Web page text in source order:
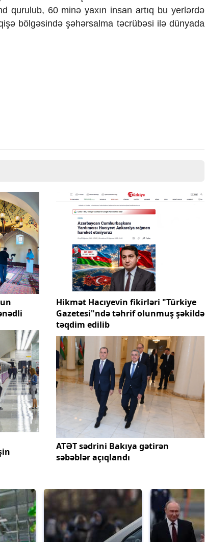
qurulub, 60 minə yaxın insan artıq bu yerlərdə
bölgəsində şəhərsalma təcrübəsi ilə dünyada
Hikmət Hacıyevin fikirləri "Türkiye
Gazetesi"ndə təhrif olunmuş şəkildə
təqdim edilib
ATƏT sədrini Bakıya gətirən
səbəblər açıqlandı